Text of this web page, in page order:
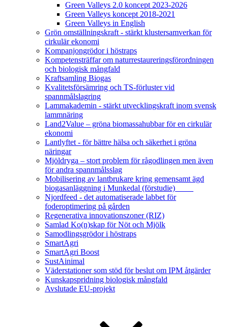
Green Valleys 2.0 koncept 2023-2026
Green Valleys koncept 2018-2021
Green Valleys in English
Grön omställningskraft - stärkt klustersamverkan för
cirkulär ekonomi
Kompanjongrödor i höstraps
Kompetensträffar om naturrestaureringsförordningen
och biologisk mångfald
Kraftsamling Biogas
Kvalitetsförsämring och TS-förluster vid
spannmålslagring
Lammakademin - stärkt utvecklingskraft inom svensk
lammnäring
Land2Value – gröna biomassahubbar för en cirkulär
ekonomi
Lantlyftet - för bättre hälsa och säkerhet i gröna
näringar
Mjöldryga – stort problem för rågodlingen men även
för andra spannmålsslag
Mobilisering av lantbrukare kring gemensamt ägd
biogasanläggning i Munkedal (förstudie)
Njordfeed - det automatiserade labbet för
foderoptimering på gården
Regenerativa innovationszoner (RIZ)
Samlad Ko(n)skap för Nöt och Mjölk
Samodlingsgrödor i höstraps
SmartAgri
SmartAgri Boost
SustAinimal
Väderstationer som stöd för beslut om IPM åtgärder
Kunskapspridning biologisk mångfald
Avslutade EU-projekt